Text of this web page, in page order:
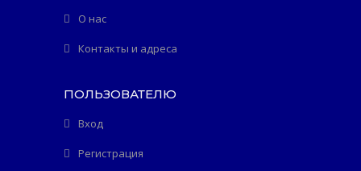
О нас
Контакты и адреса
ПОЛЬЗОВАТЕЛЮ
Вход
Регистрация